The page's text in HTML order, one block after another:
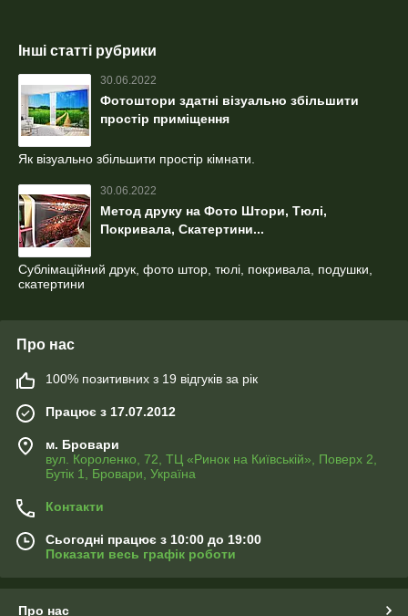
Інші статті рубрики
30.06.2022
Фотоштори здатні візуально збільшити
простір приміщення
Як візуально збільшити простір кімнати.
30.06.2022
Метод друку на Фото Штори, Тюлі,
Покривала, Скатертини...
Сублімаційний друк, фото штор, тюлі, покривала, подушки,
скатертини
Про нас
100% позитивних з 19 відгуків за рік
Працює з 17.07.2012
м. Бровари
вул. Короленко, 72, ТЦ «Ринок на Київській», Поверх 2,
Бутік 1, Бровари, Україна
Контакти
Сьогодні працює з 10:00 до 19:00
Показати весь графік роботи
Про нас